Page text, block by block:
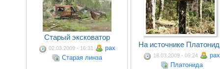
Старый эксковатор
02.03.2009 - 16:31
pax
Старая линза
На источнике
18.03.2009 - 09:24
pax
Платонида